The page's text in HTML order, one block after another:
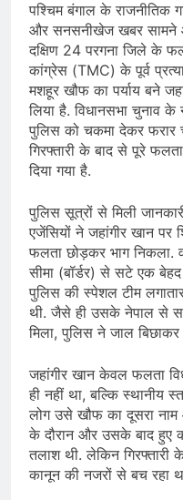
पश्चिम बंगाल के राजनीतिक
और सनसनीखेज खबर सामने आ
दक्षिण 24 परगना जिले के
कांग्रेस (TMC) के पूर्व
मशहूर खौफ का पर्याय बने
लिया है. विधानसभा चुनाव
पुलिस को चकमा देकर फरार
गिरफ्तारी के बाद से पूरे
दिया गया है.
पुलिस सूत्रों से मिली
एजेंसियों ने जहांगीर खान
फलता छोड़कर भाग निकला.
सीमा (बॉर्डर) से सटे एक
पुलिस की स्पेशल टीम
थी. जैसे ही उसके नेपाल से
मिला, पुलिस ने जाल
जहांगीर खान केवल फलता
ही नहीं था, बल्कि स्थानीय
लोग उसे खौफ का दूसरा
के दौरान और उसके बाद हुए
तलाश थी. लेकिन
कानून की नजरों से बच रहा